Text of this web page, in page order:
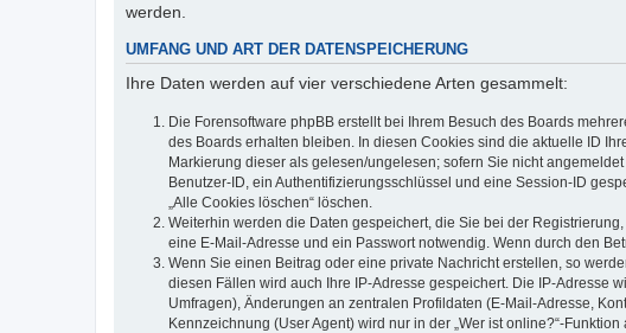
werden.
UMFANG UND ART DER DATENSPEICHERUNG
Ihre Daten werden auf vier verschiedene Arten gesammelt:
Die Forensoftware phpBB erstellt bei Ihrem Besuch des Boards
des Boards erhalten bleiben. In diesen Cookies sind die aktuelle ID
Markierung dieser als gelesen/ungelesen; sofern Sie nicht
Benutzer-ID, ein Authentifizierungsschlüssel und eine Session-ID
„Alle Cookies löschen“ löschen.
Weiterhin werden die Daten gespeichert, die Sie bei der
eine E-Mail-Adresse und ein Passwort notwendig. Wenn durch den
Wenn Sie einen Beitrag oder eine private Nachricht erstellen, so
diesen Fällen wird auch Ihre IP-Adresse gespeichert. Die IP-Adresse
Umfragen), Änderungen an zentralen Profildaten (E-Mail-Adresse,
Kennzeichnung (User Agent) wird nur in der „Wer ist online?“-